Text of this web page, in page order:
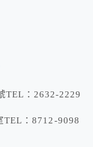
TEL：2632-2229
TEL：8712-9098